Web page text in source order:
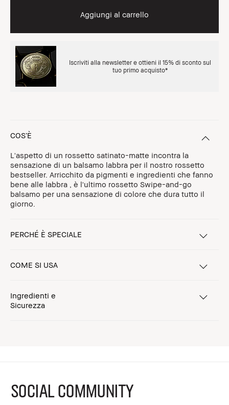
Aggiungi al carrello
Iscriviti alla newsletter e ottieni il 15% di sconto sul
tuo primo acquisto*
COS’È
L'aspetto di un rossetto satinato-matte incontra la
sensazione di un balsamo labbra per il nostro rossetto
bestseller. Arricchito da pigmenti e ingredienti che fanno
bene alle labbra , è l'ultimo rossetto Swipe-and-go
balsamo per una sensazione di colore che dura tutto il
giorno.
PERCHÉ È SPECIALE
COME SI USA
Ingredienti e
Sicurezza
SOCIAL COMMUNITY